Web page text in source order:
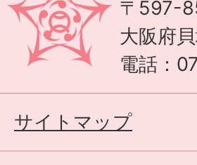
〒597-
大阪府
電話：
サイトマップ